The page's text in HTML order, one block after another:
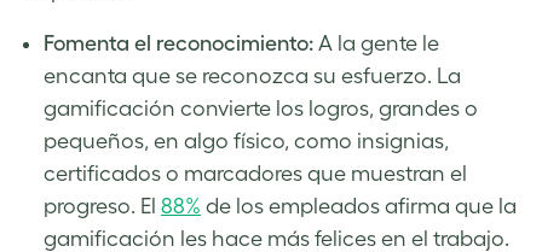
Fomenta el reconocimiento: A la gente le
encanta que se reconozca su esfuerzo. La
gamificación convierte los logros, grandes o
pequeños, en algo físico, como insignias,
certificados o marcadores que muestran el
progreso. El 88% de los empleados afirma que la
gamificación les hace más felices en el trabajo.